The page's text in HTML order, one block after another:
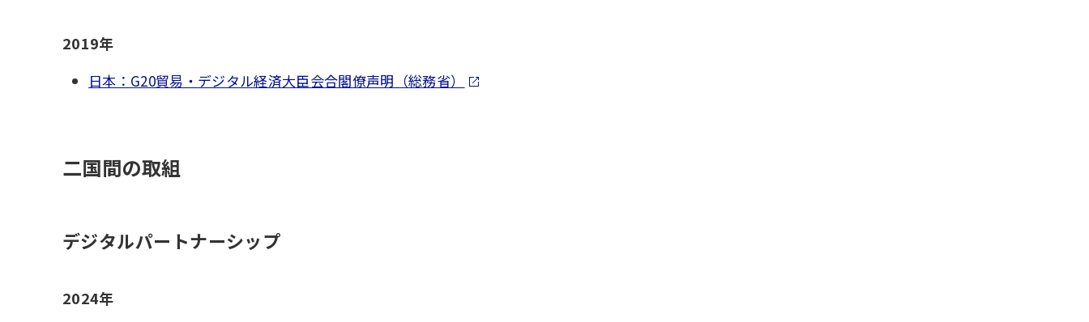
2019年
日本：G20貿易・デジタル経済大臣会合閣僚声明（総務省）
二国間の取組
デジタルパートナーシップ
2024年